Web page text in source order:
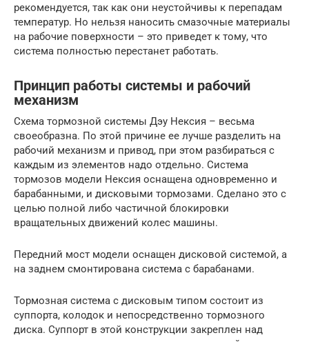
рекомендуется, так как они неустойчивы к перепадам
температур. Но нельзя наносить смазочные материалы
на рабочие поверхности – это приведет к тому, что
система полностью перестанет работать.
Принцип работы системы и рабочий
механизм
Схема тормозной системы Дэу Нексия – весьма
своеобразна. По этой причине ее лучше разделить на
рабочий механизм и привод, при этом разбираться с
каждым из элементов надо отдельно. Система
тормозов модели Нексия оснащена одновременно и
барабанными, и дисковыми тормозами. Сделано это с
целью полной либо частичной блокировки
вращательных движений колес машины.
Передний мост модели оснащен дисковой системой, а
на заднем смонтирована система с барабанами.
Тормозная система с дисковым типом состоит из
суппорта, колодок и непосредственно тормозного
диска. Суппорт в этой конструкции закреплен над